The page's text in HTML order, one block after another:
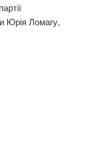
Юрія Ломагу,